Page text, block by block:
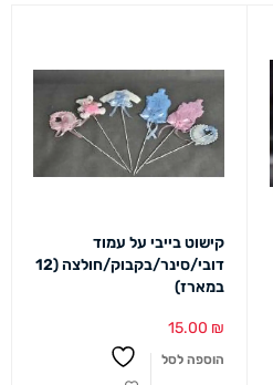
קישוט בייבי על עמוד
דובי/סינר/בקבוק/חולצה (12
במארז)
15.00 ₪
הוספה לסל